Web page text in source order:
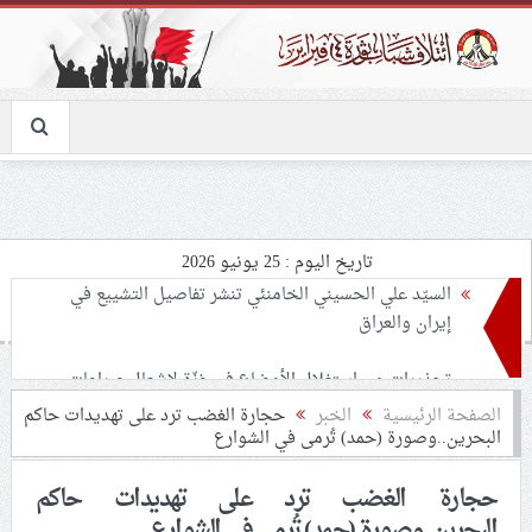
تاريخ اليوم : 25 يونيو 2026
تحذيرات من استغلال الأوضاع في غزّة لإشعال صراعات
داخليّة تخدم الاحتلال
ملفّ إنسانيّ مؤلم.. الأسيرات الفلسطينيّات بين القمع
والإهمال الطبي
55 مأتمًا وحسينيّة يعترضون على الإجراءات القمعيّة للنظام
الصفحة الرئيسية الخبر حجارة الغضب ترد على تهديدات حاكم
البحرين..وصورة (حمد) تُرمى في الشوارع
حجارة الغضب ترد على تهديدات حاكم